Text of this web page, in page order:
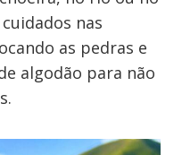
nas
as pedras e
algodão para não